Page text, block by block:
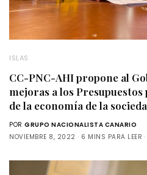
ISLAS
CC-PNC-AHI propone al
mejoras a los
de la economía de la
POR GRUPO NACIONALISTA CANARIO
NOVIEMBRE 8, 2022
6 MINS PARA LEER